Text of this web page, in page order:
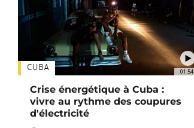
01:54
CUBA
Crise énergétique à Cuba :
vivre au rythme des coupures
d'électricité